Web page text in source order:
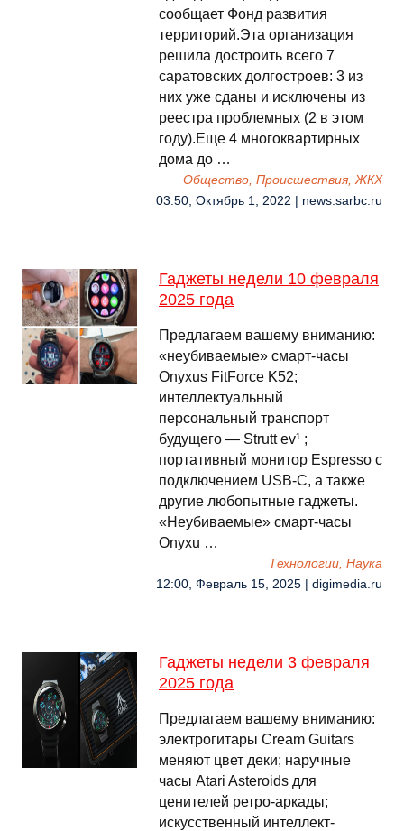
сообщает Фонд развития
территорий.Эта организация
решила достроить всего 7
саратовских долгостроев: 3 из
них уже сданы и исключены из
реестра проблемных (2 в этом
году).Еще 4 многоквартирных
дома до …
Общество, Происшествия, ЖКХ
03:50, Октябрь 1, 2022 | news.sarbc.ru
Гаджеты недели 10 февраля
2025 года
Предлагаем вашему вниманию:
«неубиваемые» смарт-часы
Onyxus FitForce K52;
интеллектуальный
персональный транспорт
будущего — Strutt ev¹ ;
портативный монитор Espresso с
подключением USB-C, а также
другие любопытные гаджеты.
«Неубиваемые» смарт-часы
Onyxu …
Технологии, Наука
12:00, Февраль 15, 2025 | digimedia.ru
Гаджеты недели 3 февраля
2025 года
Предлагаем вашему вниманию:
электрогитары Cream Guitars
меняют цвет деки; наручные
часы Atari Asteroids для
ценителей ретро-аркады;
искусственный интеллект-